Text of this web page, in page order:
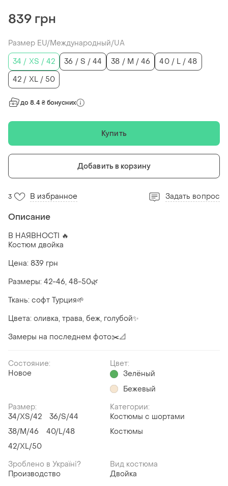
839 грн
Размер EU/Международный/UA
34 / XS / 42
36 / S / 44 38 / M / 46
40 / L / 48
42 / XL / 50
до 8.4 ₴ бонусних
Купить
Добавить в корзину
3 В избранное Задать вопрос
Описание
В НАЯВНОСТІ 🔥
Костюм двойка
Цена: 839 грн
Размеры: 42-46, 48-50🌿
Ткань: софт Турция🌱
Цвета: оливка, трава, беж, голубой✨
Замеры на последнем фото✂️📐
Состояние:
Новое
Цвет:
Зелёный
Бежевый
Размер:
34/XS/42
36/S/44
38/M/46
40/L/48
42/XL/50
Категории:
Костюмы с шортами
Костюмы
Зроблено в Україні?
Производство
Вид костюма
Двойка